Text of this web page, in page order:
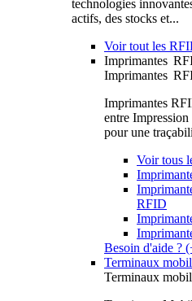
technologies
actifs, des stocks et...
Voir tout les
Imprimantes
Imprimantes
Imprimantes
entre
pour une
Voir tous
RFID
Besoin d'aide ?
Terminaux
Terminaux